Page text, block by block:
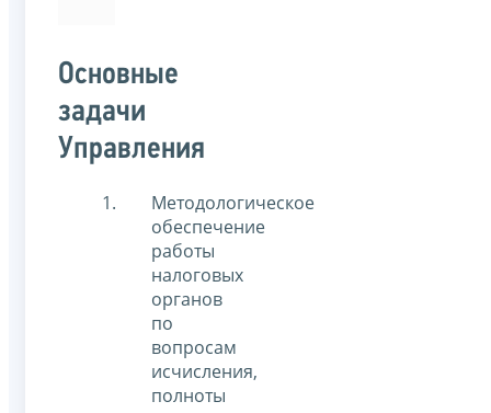
Основные
задачи
Управления
Методологическое
обеспечение
работы
налоговых
органов
по
вопросам
исчисления,
полноты